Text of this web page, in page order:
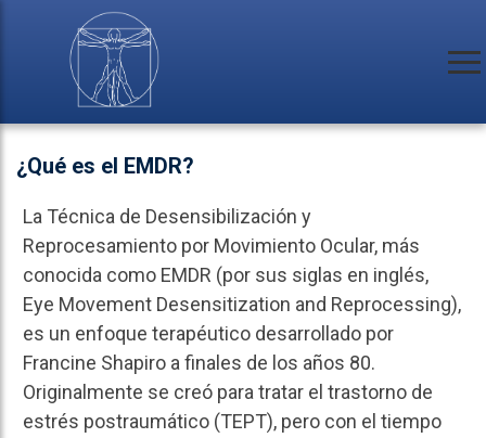
¿Qué es el EMDR?
La Técnica de Desensibilización y
Reprocesamiento por Movimiento Ocular, más
conocida como EMDR (por sus siglas en inglés,
Eye Movement Desensitization and Reprocessing),
es un enfoque terapéutico desarrollado por
Francine Shapiro a finales de los años 80.
Originalmente se creó para tratar el trastorno de
estrés postraumático (TEPT), pero con el tiempo